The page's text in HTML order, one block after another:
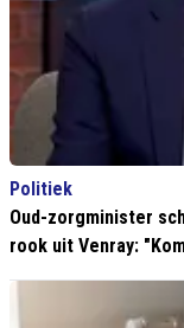
Politiek
Oud-zorgminister
rook uit Venray: